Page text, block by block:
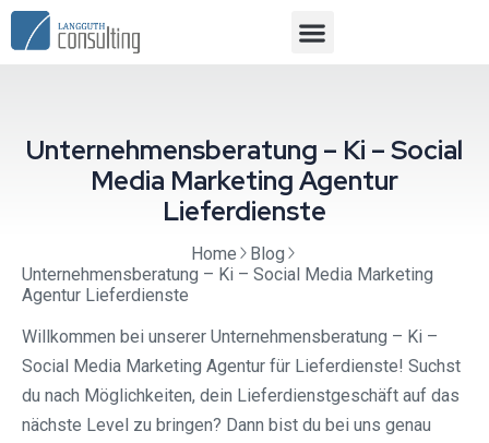
Unternehmensberatung – Ki – Social
Media Marketing Agentur
Lieferdienste
Home
Blog
Unternehmensberatung – Ki – Social Media Marketing
Agentur Lieferdienste
Willkommen bei unserer Unternehmensberatung – Ki –
Social Media Marketing Agentur für Lieferdienste! Suchst
du nach Möglichkeiten, dein Lieferdienstgeschäft auf das
nächste Level zu bringen? Dann bist du bei uns genau